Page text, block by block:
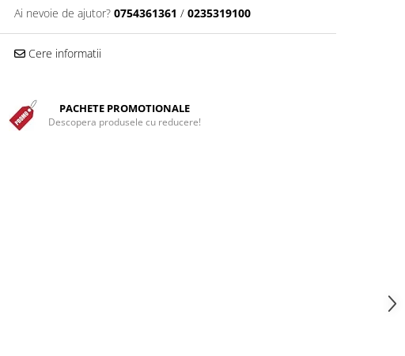
Ai nevoie de ajutor? 0754361361 / 0235319100
Cere informatii
PACHETE PROMOTIONALE
Descopera produsele cu reducere!